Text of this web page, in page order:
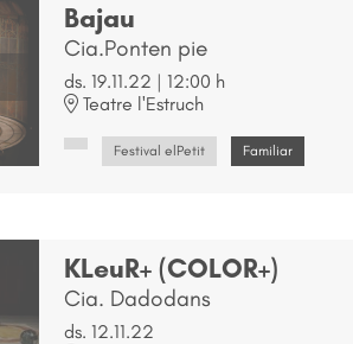
Bajau
Cia.Ponten pie
ds. 19.11.22 |12:00 h
Teatre l'Estruch
Festival elPetit Familiar
KLeuR+ (COLOR+)
Cia. Dadodans
ds. 12.11.22